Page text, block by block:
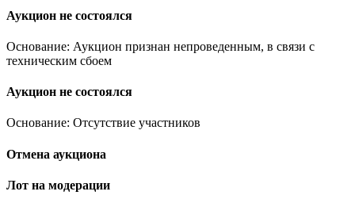
Аукцион не состоялся
Основание: Аукцион признан непроведенным, в связи с
техническим сбоем
Аукцион не состоялся
Основание: Отсутствие участников
Отмена аукциона
Лот на модерации